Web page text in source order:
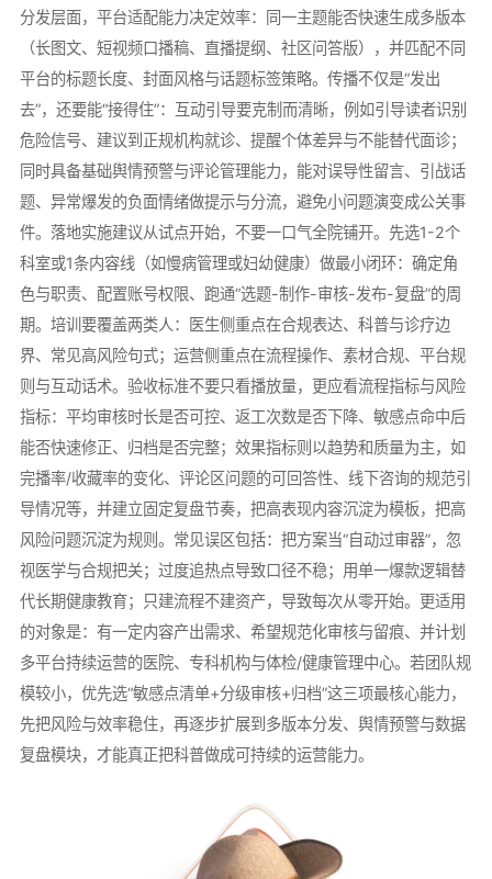
分发层面，平台适配能力决定效率：同一主题能否快速生成多版本
（长图文、短视频口播稿、直播提纲、社区问答版），并匹配不同
平台的标题长度、封面风格与话题标签策略。传播不仅是“发出
去”，还要能“接得住”：互动引导要克制而清晰，例如引导读者识别
危险信号、建议到正规机构就诊、提醒个体差异与不能替代面诊；
同时具备基础舆情预警与评论管理能力，能对误导性留言、引战话
题、异常爆发的负面情绪做提示与分流，避免小问题演变成公关事
件。落地实施建议从试点开始，不要一口气全院铺开。先选1-2个
科室或1条内容线（如慢病管理或妇幼健康）做最小闭环：确定角
色与职责、配置账号权限、跑通“选题-制作-审核-发布-复盘”的周
期。培训要覆盖两类人：医生侧重点在合规表达、科普与诊疗边
界、常见高风险句式；运营侧重点在流程操作、素材合规、平台规
则与互动话术。验收标准不要只看播放量，更应看流程指标与风险
指标：平均审核时长是否可控、返工次数是否下降、敏感点命中后
能否快速修正、归档是否完整；效果指标则以趋势和质量为主，如
完播率/收藏率的变化、评论区问题的可回答性、线下咨询的规范引
导情况等，并建立固定复盘节奏，把高表现内容沉淀为模板，把高
风险问题沉淀为规则。常见误区包括：把方案当“自动过审器”，忽
视医学与合规把关；过度追热点导致口径不稳；用单一爆款逻辑替
代长期健康教育；只建流程不建资产，导致每次从零开始。更适用
的对象是：有一定内容产出需求、希望规范化审核与留痕、并计划
多平台持续运营的医院、专科机构与体检/健康管理中心。若团队规
模较小，优先选“敏感点清单+分级审核+归档”这三项最核心能力，
先把风险与效率稳住，再逐步扩展到多版本分发、舆情预警与数据
复盘模块，才能真正把科普做成可持续的运营能力。